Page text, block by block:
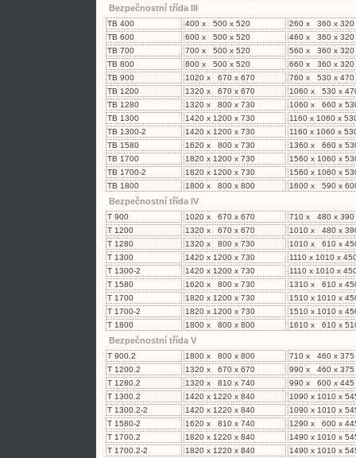
Bezpečnostní třída III
TB 400 400 x 500 x 520
260 x 360 x 320
TB 600
600 x 500 x 520
460 x 360 x 320
TB 700
700 x 500 x 520
560 x 360 x 320
TB 800
800 x 500 x 520
660 x 360 x 320
TB 900
1020 x 670 x 670
760 x 530 x 470
TB 1200
1320 x 670 x 670
1060 x 530 x
TB 1280
1320 x 800 x 730
1060 x 660 x
TB 1300
1420 x 1200 x 730
1160 x 1060 x
TB 1300-2
1420 x 1200 x 730
1160 x 1060 x
TB 1580
1620 x 800 x 730
1360 x 660 x
TB 1700
1820 x 1200 x 730
1560 x 1060 x
TB 1700-2
1820 x 1200 x 730
1560 x 1060 x
TB 1800
1800 x 800 x 800 1600 x 590 x
Bezpečnostní třída IV
T 900 1020 x 670 x 670
710 x 480 x 390
T 1200
1320 x 670 x 670
1010 x 480 x
T 1280
1320 x 800 x 730
1010 x 610 x
T 1300
1420 x 1200 x 730
1110 x 1010 x
T 1300-2
1420 x 1200 x 730
1110 x 1010 x
T 1580
1620 x 800 x 730
1310 x 610 x
T 1700
1820 x 1200 x 730
1510 x 1010 x
T 1700-2
1820 x 1200 x 730
1510 x 1010 x
T 1800
1800 x 800 x 800 1610 x 610 x
Bezpečnostní třída V
T 900.2 1800 x 800 x 800
710 x 460 x 375
T 1200.2
1320 x 670 x 670
990 x 460 x 375
T 1280.2
1320 x 810 x 740
990 x 600 x 445
T 1300.2
1420 x 1220 x 840
1090 x 1010 x
T 1300.2-2
1420 x 1220 x 840
1090 x 1010 x
T 1580-2
1620 x 810 x 740
1290 x 600 x
T 1700.2
1820 x 1220 x 840
1490 x 1010 x
T 1700.2-2
1820 x 1220 x 840
1490 x 1010 x